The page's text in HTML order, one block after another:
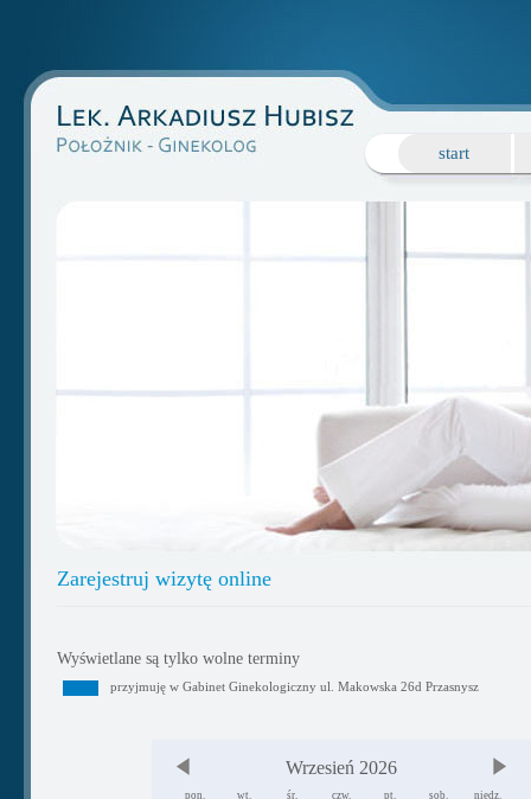
start
Zarejestruj wizytę online
Wyświetlane są tylko wolne terminy
przyjmuję w Gabinet Ginekologiczny ul. Makowska 26d Przasnysz
Wrzesień 2026
pon. wt. śr. czw. pt. sob. niedz.